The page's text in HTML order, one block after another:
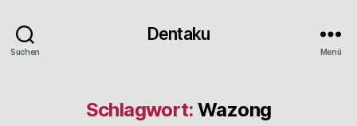
Suchen
Dentaku
Menü
Schlagwort: Wazong